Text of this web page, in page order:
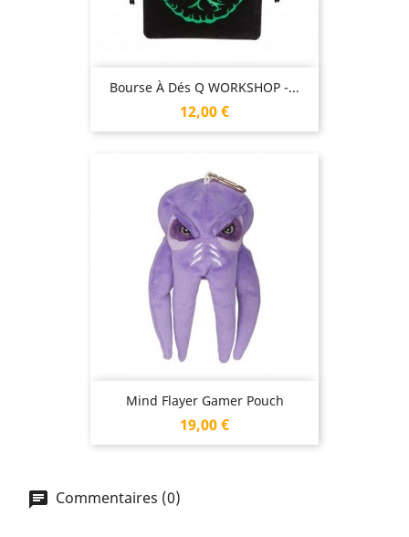
Bourse À Dés Q WORKSHOP -...
Prix
12,00 €
Mind Flayer Gamer Pouch
Prix
19,00 €
Commentaires (0)